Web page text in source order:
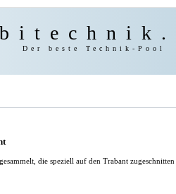
Der beste Technik-Pool
die speziell auf den Trabant zugeschnitten